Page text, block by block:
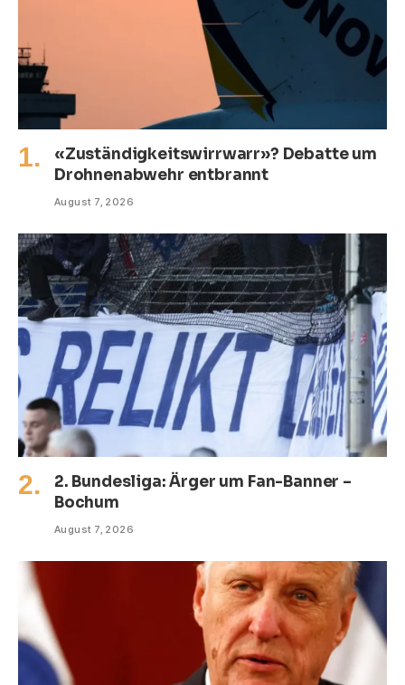
«Zuständigkeitswirrwarr»? Debatte um
Drohnenabwehr entbrannt
August 7, 2026
2. Bundesliga: Ärger um Fan-Banner –
Bochum
August 7, 2026